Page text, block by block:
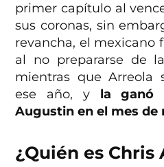
primer capítulo al
sus coronas, sin
revancha, el mexicano
al no prepararse de
mientras que Arreola
ese año, y la ganó
Augustin en el mes de
¿Quién es Chris